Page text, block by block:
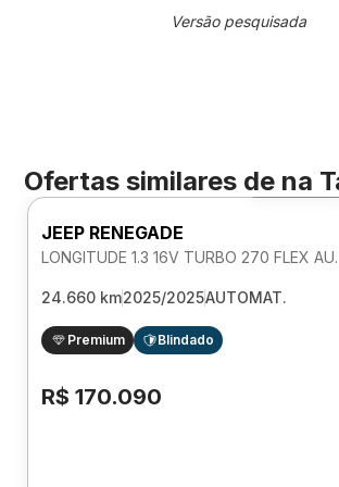
Versão pesquisada
Ofertas similares de na
Foto 360º
JEEP RENEGADE
24.660 km2025/2025AUTOMAT.
Premium Blindado
R$ 170.090